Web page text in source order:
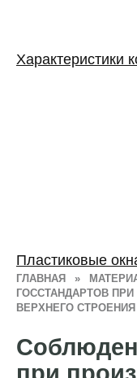
ГЛАВНАЯ »
ГОССТАНДАРТОВ
ВЕРХНЕГО СТРОЕНИЯ
Характеристики
Пластиковые